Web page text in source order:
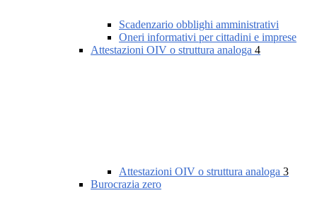
Scadenzario obblighi amministrativi
Oneri informativi per cittadini e imprese
Attestazioni OIV o struttura analoga 4
Attestazioni OIV o struttura analoga 3
Burocrazia zero